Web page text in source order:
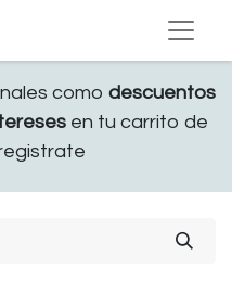
como descuentos
en tu carrito de